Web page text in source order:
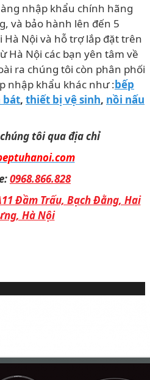
nhập khẩu chính hãng
và bảo hành lên đến 5
Nội và hỗ trợ lắp đặt trên
Hà Nội các bạn yên tâm về
ra chúng tôi còn phân phối
nhập khẩu khác như :bếp
bát, thiết bị vệ sinh, nồi nấu
tôi qua địa chỉ
0968.866.828
Đầm Trấu, Bạch Đằng, Hai
Hà Nội